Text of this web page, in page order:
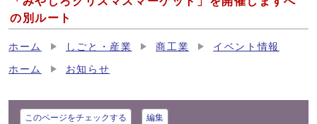
の別ルート
ホーム しごと・産業 商工業 イベント情報
ホーム お知らせ
このページをチェックする 編集